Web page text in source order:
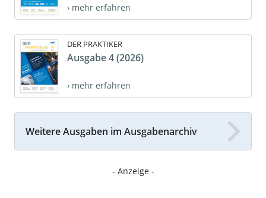
› mehr erfahren
DER PRAKTIKER
Ausgabe 4 (2026)
› mehr erfahren
Weitere Ausgaben im Ausgabenarchiv
- Anzeige -